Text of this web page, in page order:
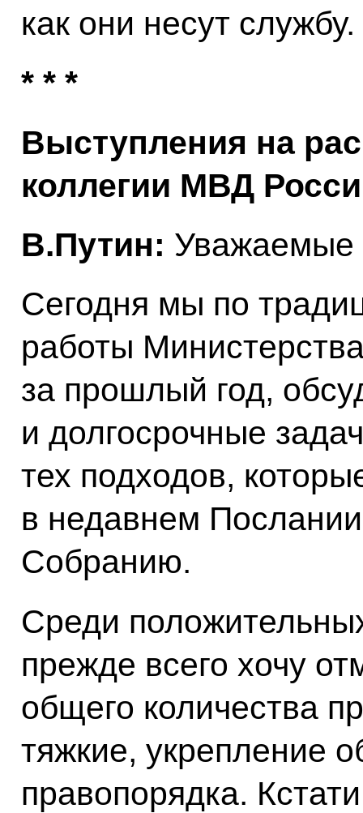
как они несут службу.
* * *
Выступления на
коллегии МВД
В.Путин: Уважаемые
Сегодня мы по
работы
за прошлый год,
и долгосрочные
тех подходов,
в недавнем
Собранию.
Среди
прежде всего хочу
общего количества
тяжкие, укрепление
правопорядка.